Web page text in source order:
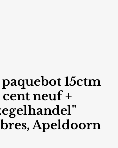
15ctm
neuf +
Apeldoorn